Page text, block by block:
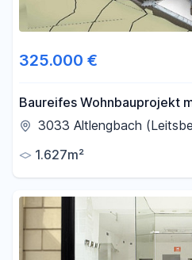
325.000 €
Baureifes Wohnbauprojekt
Wohnungen in Altlengbach –
3033 Altlengbach
1.627m²